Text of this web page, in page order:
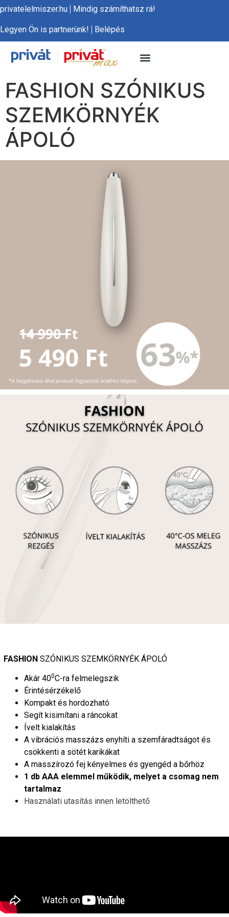
privatelelmiszer.hu Mindig számíthatsz rá!
Legyen Ön is partnerünk! Belépés
FASHION SZÓNIKUS
SZEMKÖRNYÉK
ÁPOLÓ
FASHION SZÓNIKUS SZEMKÖRNYÉK ÁPOLÓ
Akár 400C-ra felmelegszik
Érintésérzékelő
Kompakt és hordozható
Segít kisimítani a ráncokat
Ívelt kialakítás
A vibrációs masszázs enyhíti a szemfáradtságot és
csökkenti a sötét karikákat
A masszírozó fej kényelmes és gyengéd a bőrhöz
1 db AAA elemmel működik, melyet a csomag nem
tartalmaz
Használati utasítás innen letölthető